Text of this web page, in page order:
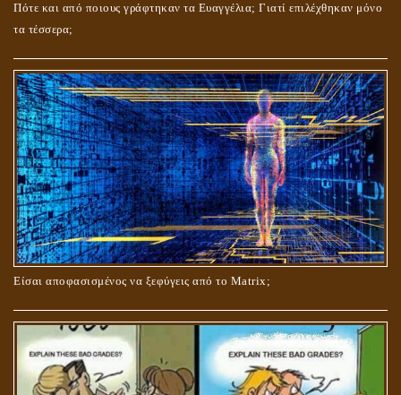
Πότε και από ποιους γράφτηκαν τα Ευαγγέλια; Γιατί επιλέχθηκαν μόνο
τα τέσσερα;
Είσαι αποφασισμένος να ξεφύγεις από το Matrix;
ΟΙ ΑΙΤΙΕΣ ΓΙΑ ΤΗΝ ΕΠΙΘΕΤΙΚΗ ΣΥΜΠΕΡΙΦΟΡΑ ΤΟΥ ΧΡΙΣΤΟΥ ΣΤΑ
ΝΗΠΙΑΚΑ ΤΟΥ ΧΡΟΝΙΑ